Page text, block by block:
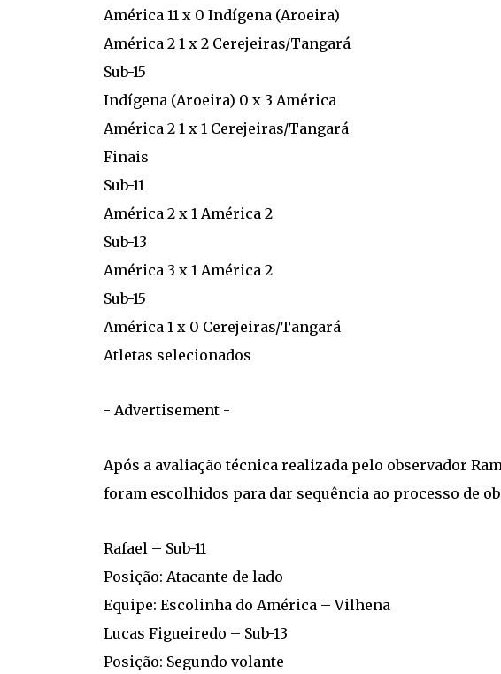
América 11 x 0 Indígena (Aroeira)
América 2 1 x 2 Cerejeiras/Tangará
Sub-15
Indígena (Aroeira) 0 x 3 América
América 2 1 x 1 Cerejeiras/Tangará
Finais
Sub-11
América 2 x 1 América 2
Sub-13
América 3 x 1 América 2
Sub-15
América 1 x 0 Cerejeiras/Tangará
Atletas selecionados
- Advertisement -
Após a avaliação técnica realizada pelo observador
foram escolhidos para dar sequência ao processo de
Rafael – Sub-11
Posição: Atacante de lado
Equipe: Escolinha do América – Vilhena
Lucas Figueiredo – Sub-13
Posição: Segundo volante